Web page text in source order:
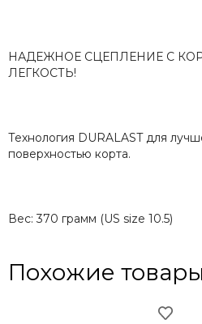
НАДЕЖНОЕ СЦЕПЛЕНИЕ С
ЛЕГКОСТЬ!
Технология DURALAST для
поверхностью корта.
Вес: 370 грамм (US size 10.5)
Похожие товары